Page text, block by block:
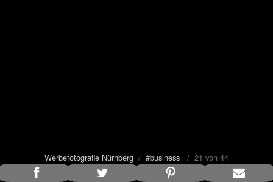
Werbefotografie Nürnberg / #business / 21 von 44
Bildunterschrift anzeigen